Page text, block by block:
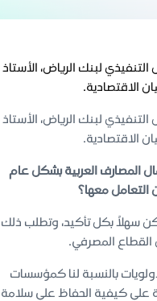
التنفيذي لبنك الرياض، الأستاذ
الاقتصادية.
التنفيذي لبنك الرياض، الأستاذ
الاقتصادية.
المصارف العربية بشكل عام
معها؟
تبعات جائحة كوفيد - 19، لم يكن سهلاً بكل تأكيد، وتطلب ذلك
المصرفي.
بالنسبة لنا كمؤسسات
على كيفية الحفاظ على سلامة